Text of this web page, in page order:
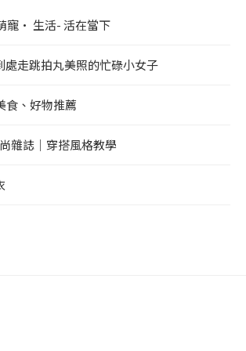
寵• 生活- 活在當下
處走跳拍丸美照的忙碌小女子
食、好物推薦
雜誌｜穿搭風格教學